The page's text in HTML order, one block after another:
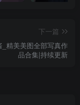
下一篇
_精美美图全部写真作
品合集|持续更新